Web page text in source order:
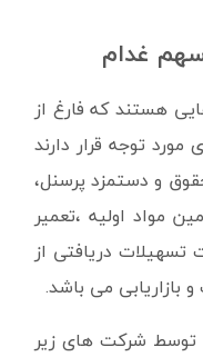
غدام
هستند که فارغ از
توجه قرار دارند
و دستمزد پرسنل،
مواد اولیه ،تعمیر
دریافتی از
بازاریابی می باشد.
توسط شرکت های زیر